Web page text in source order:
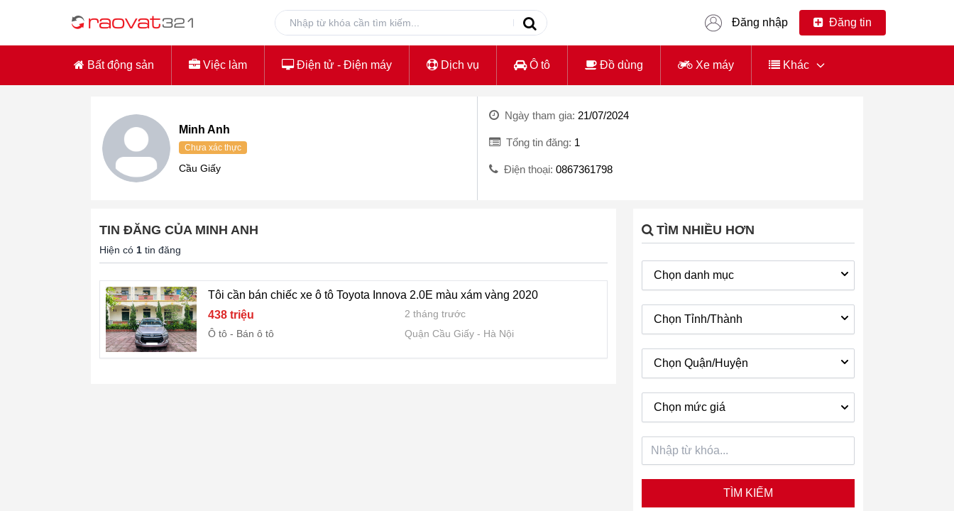
Đăng nhập Đăng tin
Bất động sản Việc làm Điện tử - Điện máy Dịch vụ Ô tô Đồ dùng Xe máy Khác
Minh Anh
Chưa xác thực
Cầu Giấy
Ngày tham gia: 21/07/2024
Tổng tin đăng: 1
Điện thoại: 0867361798
TIN ĐĂNG CỦA MINH ANH
Hiện có 1 tin đăng
Tôi cần bán chiếc xe ô tô Toyota Innova 2.0E màu xám vàng 2020
438 triệu
2 tháng trước
Ô tô
Bán ô tô Quận Cầu Giấy Hà Nội
TÌM NHIỀU HƠN
Chọn danh mục
Chọn Tỉnh/Thành
Chọn Quận/Huyện
Chọn mức giá
TÌM KIẾM